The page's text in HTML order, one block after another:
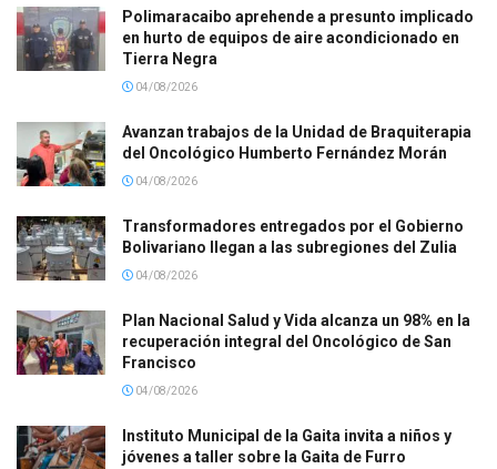
Polimaracaibo aprehende a presunto implicado
en hurto de equipos de aire acondicionado en
Tierra Negra
04/08/2026
Avanzan trabajos de la Unidad de Braquiterapia
del Oncológico Humberto Fernández Morán
04/08/2026
Transformadores entregados por el Gobierno
Bolivariano llegan a las subregiones del Zulia
04/08/2026
Plan Nacional Salud y Vida alcanza un 98% en la
recuperación integral del Oncológico de San
Francisco
04/08/2026
Instituto Municipal de la Gaita invita a niños y
jóvenes a taller sobre la Gaita de Furro